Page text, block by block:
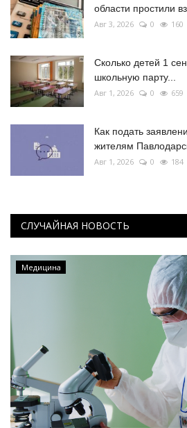
области простили
Авг 3, 2026 0 160
Сколько детей 1
школьную парту...
Авг 1, 2026 0 659
Как подать
жителям
Авг 1, 2026 0 184
СЛУЧАЙНАЯ НОВОСТЬ
ПАВЛОДАРСКАЯ ОБЛАСТЬ